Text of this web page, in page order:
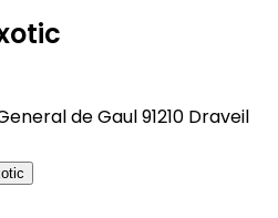
de Gaul 91210 Draveil